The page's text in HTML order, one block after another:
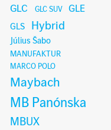
GLC GLC SUV GLE
GLS Hybrid
Július Šabo
MANUFAKTUR
MARCO POLO
Maybach
MB Panónska
MBUX